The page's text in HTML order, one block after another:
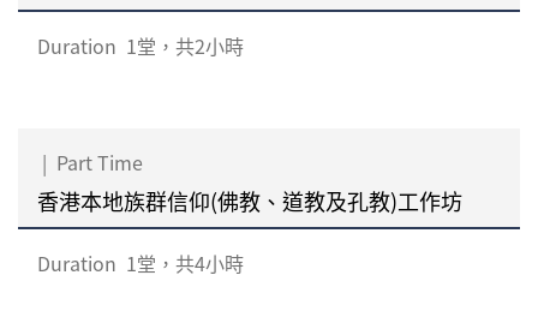
Duration 1堂，共2小時
| Part Time
香港本地族群信仰(佛教、道教及孔教)工作坊
Duration 1堂，共4小時